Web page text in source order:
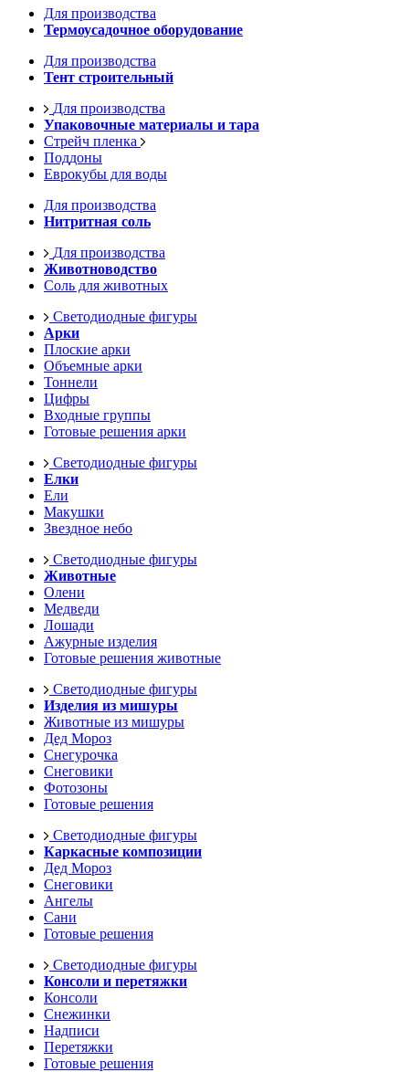
Для производства
Термоусадочное оборудование
Для производства
Тент строительный
Для производства
Упаковочные материалы и тара
Стрейч пленка
Поддоны
Еврокубы для воды
Для производства
Нитритная соль
Для производства
Животноводство
Соль для животных
Светодиодные фигуры
Арки
Плоские арки
Объемные арки
Тоннели
Цифры
Входные группы
Готовые решения арки
Светодиодные фигуры
Елки
Ели
Макушки
Звездное небо
Светодиодные фигуры
Животные
Олени
Медведи
Лошади
Ажурные изделия
Готовые решения животные
Светодиодные фигуры
Изделия из мишуры
Животные из мишуры
Дед Мороз
Снегурочка
Снеговики
Фотозоны
Готовые решения
Светодиодные фигуры
Каркасные композиции
Дед Мороз
Снеговики
Ангелы
Сани
Готовые решения
Светодиодные фигуры
Консоли и перетяжки
Консоли
Снежинки
Надписи
Перетяжки
Готовые решения